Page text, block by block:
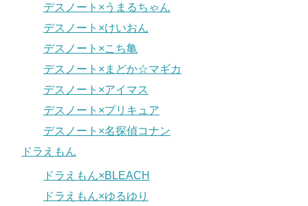
デスノート×うまるちゃん
デスノート×けいおん
デスノート×こち亀
デスノート×まどか☆マギカ
デスノート×アイマス
デスノート×プリキュア
デスノート×名探偵コナン
ドラえもん
ドラえもん×BLEACH
ドラえもん×ゆるゆり